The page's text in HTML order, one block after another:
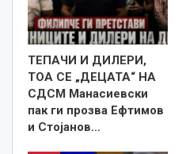
TEПАЧИ И ДИЛЕРИ,
ТОА СЕ „ДЕЦАТА“ НА
СДСМ Манасиевски
пак ги прозва Ефтимов
и Стојанов…